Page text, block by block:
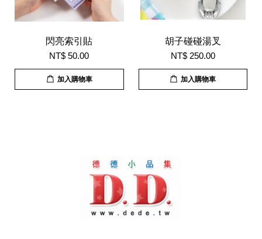
閃亮索引貼
NT$ 50.00
加入購物車
胡子碰碰湯叉
NT$ 250.00
加入購物車